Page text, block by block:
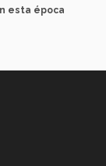
esta época